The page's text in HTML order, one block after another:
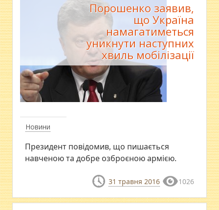
Новини
Порошенко заявив,
що Україна
намагатиметься
уникнути наступних
хвиль мобілізації
Президент повідомив, що пишається
навченою та добре озброєною армією.
31 травня 2016 1026